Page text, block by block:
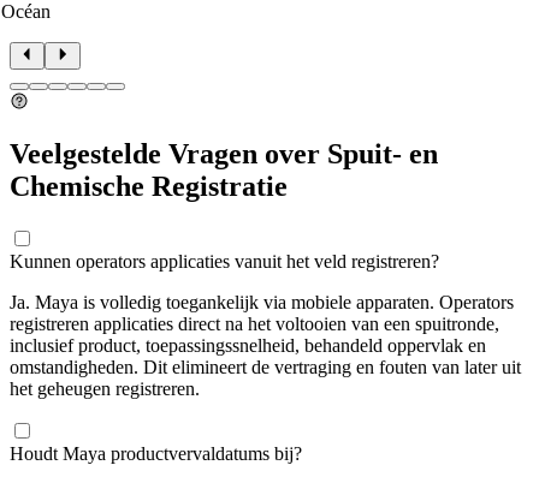
Veelgestelde Vragen over Spuit- en
Chemische Registratie
Kunnen operators applicaties vanuit het veld registreren?
Ja. Maya is volledig toegankelijk via mobiele apparaten. Operators
registreren applicaties direct na het voltooien van een spuitronde,
inclusief product, toepassingssnelheid, behandeld oppervlak en
omstandigheden. Dit elimineert de vertraging en fouten van later uit
het geheugen registreren.
Houdt Maya productvervaldatums bij?